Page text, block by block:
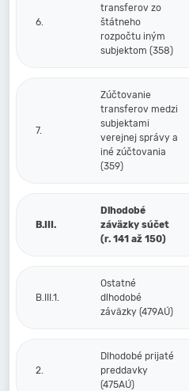
6.
transferov zo
štátneho
rozpočtu iným
subjektom (358)
7.
Zúčtovanie
transferov medzi
subjektami
verejnej správy a
iné zúčtovania
(359)
B.III.
Dlhodobé
záväzky súčet
(r. 141 až 150)
B.III.1.
Ostatné
dlhodobé
záväzky (479AÚ)
2.
Dlhodobé prijaté
preddavky
(475AÚ)